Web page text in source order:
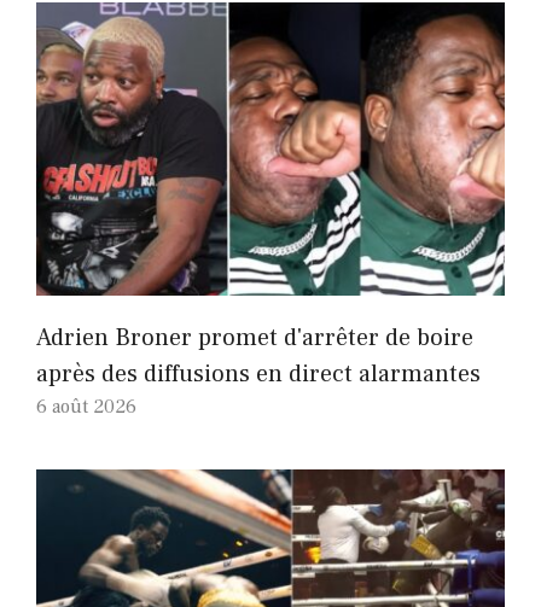
Adrien Broner promet d'arrêter de boire
après des diffusions en direct alarmantes
6 août 2026